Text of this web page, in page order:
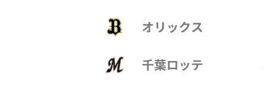
オリックス
千葉ロッテ